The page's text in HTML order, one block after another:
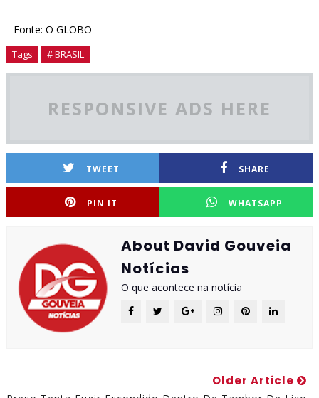
Fonte: O GLOBO
Tags # BRASIL
RESPONSIVE ADS HERE
TWEET SHARE
PIN IT WHATSAPP
About David Gouveia
Notícias
O que acontece na notícia
Older Article